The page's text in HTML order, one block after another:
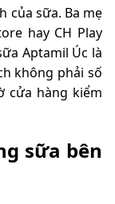
của sữa. Ba mẹ
hay CH Play
Aptamil Úc là
không phải số
cửa hàng kiểm
sữa bên